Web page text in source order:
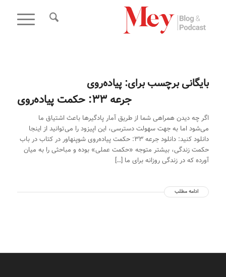
بایگانی برچسب برای:پیاده‌روی
جرعه 33: حکمت پیاده‌روی
اگر چه دیدن همراهی شما از طریق آمار پادگیر‌ها باعث اشتیاق ما
می‌شود اما به جهت سهولت دسترسی، این اپیزود را می‌توانید از اینجا
دانلود کنید: دانلود جرعه 33: حکمت پیاده‌روی شوپنهاور در کتاب در باب
حکمت زندگی، بیشتر متوجه «حکمت عملی» بوده و مباحثی را به میان
آورده که در زندگی روزانه برای ما […]
ادامه مطلب